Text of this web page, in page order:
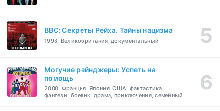
BBC: Секреты Рейха. Тайны нацизма
1998, Великобритания, документальный
Могучие рейнджеры: Успеть на
помощь
2000, Франция, Япония, США, фантастика,
фэнтези, боевик, драма, приключения, семейный